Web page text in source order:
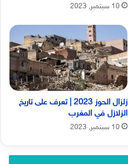
10 سبتمبر, 2023
زلزال الحوز 2023 | تعرف على تاريخ
الزلازل في المغرب
10 سبتمبر, 2023